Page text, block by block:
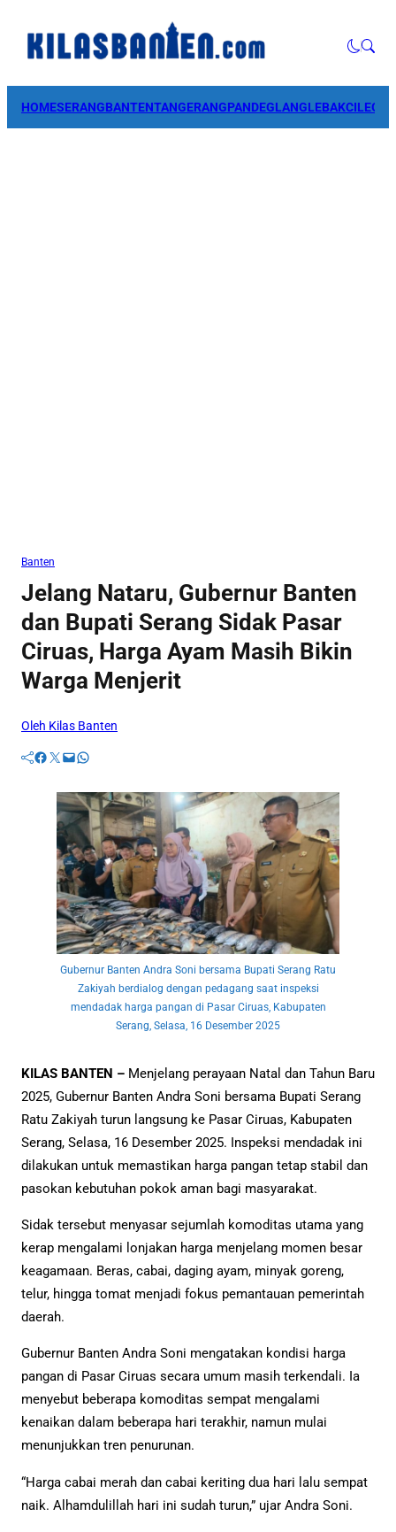
HOMESERANGBANTENTANGERANGPANDEGLANGLEBAK
Banten
Jelang Nataru, Gubernur Banten
dan Bupati Serang Sidak Pasar
Ciruas, Harga Ayam Masih Bikin
Warga Menjerit
Oleh Kilas Banten
Facebook Twitter Mail WhatsApp
Gubernur Banten Andra Soni bersama Bupati Serang Ratu
Zakiyah berdialog dengan pedagang saat inspeksi
mendadak harga pangan di Pasar Ciruas, Kabupaten
Serang, Selasa, 16 Desember 2025
KILAS BANTEN – Menjelang perayaan Natal dan Tahun Baru
2025, Gubernur Banten Andra Soni bersama Bupati Serang
Ratu Zakiyah turun langsung ke Pasar Ciruas, Kabupaten
Serang, Selasa, 16 Desember 2025. Inspeksi mendadak ini
dilakukan untuk memastikan harga pangan tetap stabil dan
pasokan kebutuhan pokok aman bagi masyarakat.
Sidak tersebut menyasar sejumlah komoditas utama yang
kerap mengalami lonjakan harga menjelang momen besar
keagamaan. Beras, cabai, daging ayam, minyak goreng,
telur, hingga tomat menjadi fokus pemantauan pemerintah
daerah.
Gubernur Banten Andra Soni mengatakan kondisi harga
pangan di Pasar Ciruas secara umum masih terkendali. Ia
menyebut beberapa komoditas sempat mengalami
kenaikan dalam beberapa hari terakhir, namun mulai
menunjukkan tren penurunan.
“Harga cabai merah dan cabai keriting dua hari lalu sempat
naik. Alhamdulillah hari ini sudah turun,” ujar Andra Soni.